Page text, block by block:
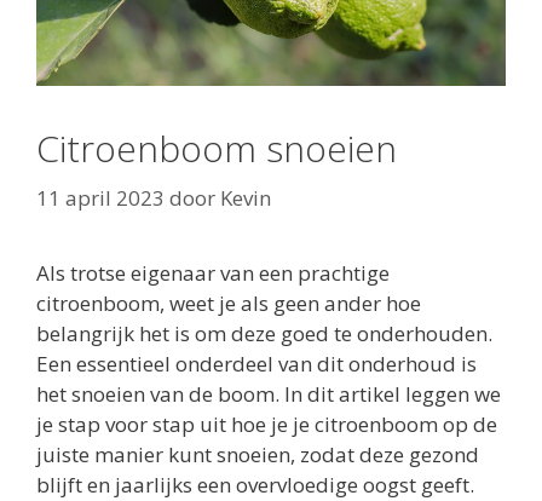
Citroenboom snoeien
11 april 2023 door Kevin
Als trotse eigenaar van een prachtige
citroenboom, weet je als geen ander hoe
belangrijk het is om deze goed te onderhouden.
Een essentieel onderdeel van dit onderhoud is
het snoeien van de boom. In dit artikel leggen we
je stap voor stap uit hoe je je citroenboom op de
juiste manier kunt snoeien, zodat deze gezond
blijft en jaarlijks een overvloedige oogst geeft.